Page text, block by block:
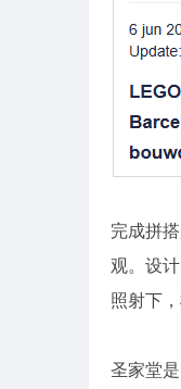
完成拼
观。设
照射下
圣家堂